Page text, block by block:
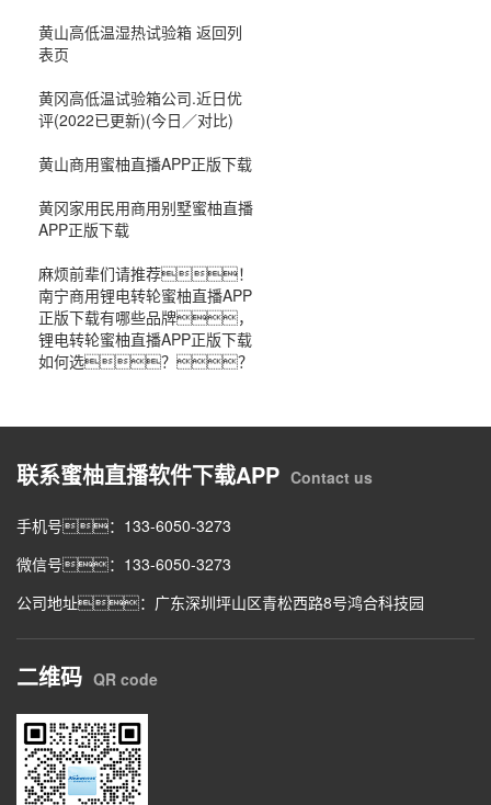
黄山高低温湿热试验箱 返回列
表页
黄冈高低温试验箱公司.近日优
评(2022已更新)(今日／对比)
黄山商用蜜柚直播APP正版下载
黄冈家用民用商用别墅蜜柚直播
APP正版下载
麻烦前辈们请推荐！
南宁商用锂电转轮蜜柚直播APP
正版下载有哪些品牌，
锂电转轮蜜柚直播APP正版下载
如何选？？
联系蜜柚直播软件下载APP Contact us
手机号：133-6050-3273
微信号：133-6050-3273
公司地址：广东深圳坪山区青松西路8号鸿合科技园
二维码 QR code